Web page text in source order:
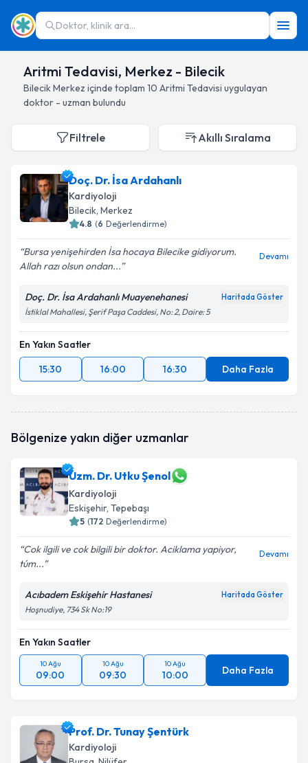
Doktor, klinik ara...
Aritmi Tedavisi, Merkez - Bilecik
BilecikMerkez içinde toplam 10 Aritmi Tedavisi uygulayan
doktor - uzman bulundu
Filtrele Akıllı Sıralama
Doç. Dr. İsa Ardahanlı
Kardiyoloji
Bilecik, Merkez
4.8 (6 Değerlendirme)
Bursa yenişehirden İsa hocaya Bilecike gidiyorum.
Allah razı olsun ondan...
Devamı
Doç. Dr. İsa Ardahanlı Muayenehanesi Haritada Göster
İstiklal Mahallesi, Şerif Paşa Caddesi, No: 2, Daire: 5
En Yakın Saatler
15:30
16:00 16:30 Daha Fazla
Bölgenize yakın diğer uzmanlar
Uzm. Dr. Utku Şenol
Kardiyoloji
Eskişehir, Tepebaşı
5 (172 Değerlendirme)
Cok ilgili ve cok bilgili bir doktor. Aciklama yapiyor,
túm...
Devamı
Acıbadem Eskişehir Hastanesi Haritada Göster
Hoşnudiye, 734 Sk No:19
En Yakın Saatler
10 Ağu
09:00
10 Ağu
09:30
10 Ağu
10:00 Daha Fazla
Prof. Dr. Tunay Şentürk
Kardiyoloji